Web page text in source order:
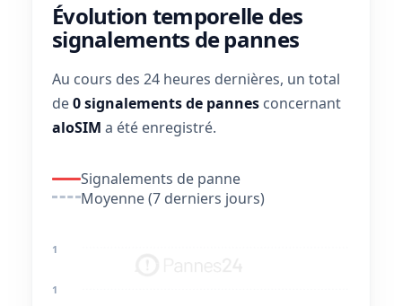
Évolution temporelle des
signalements de pannes
Au cours des 24 heures dernières, un total
de0 signalements de pannes concernant
aloSIM a été enregistré.
Signalements de panne
Moyenne (7 derniers jours)
1
1